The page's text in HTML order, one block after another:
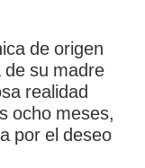
de origen
de su madre
realidad
ocho meses,
por el deseo